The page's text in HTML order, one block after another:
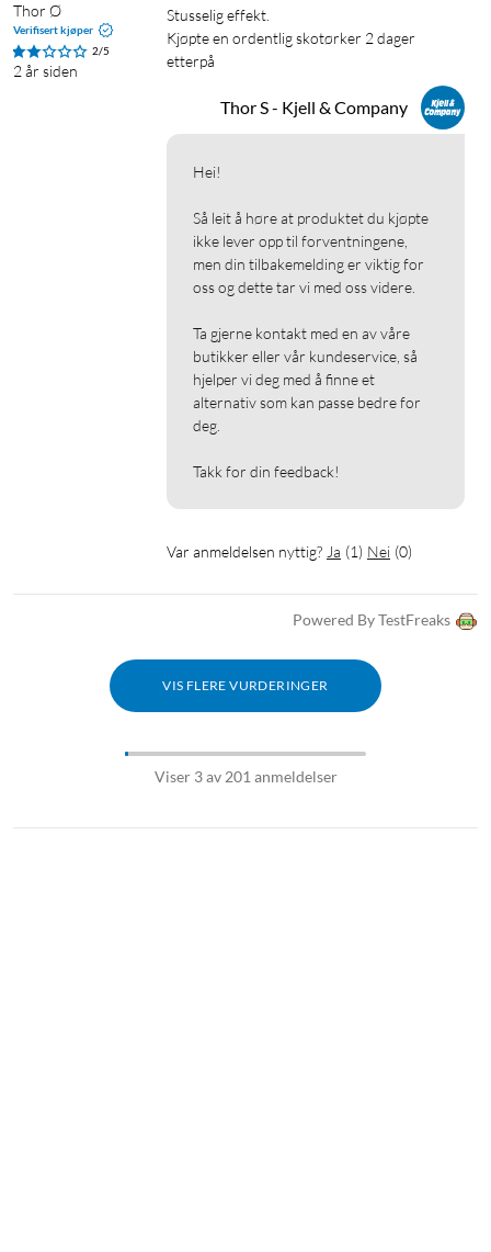
Thor Ø
Verifisert kjøper
2/5
2 år siden
Stusselig effekt.
Kjøpte en ordentlig skotørker 2 dager
etterpå
Thor S - Kjell & Company
Hei!
Så leit å høre at produktet du kjøpte
ikke lever opp til forventningene,
men din tilbakemelding er viktig for
oss og dette tar vi med oss videre.
Ta gjerne kontakt med en av våre
butikker eller vår kundeservice, så
hjelper vi deg med å finne et
alternativ som kan passe bedre for
deg.
Takk for din feedback!
Var anmeldelsen nyttig? Ja (1) Nei (0)
Powered By TestFreaks
VIS FLERE VURDERINGER
Viser 3 av 201 anmeldelser